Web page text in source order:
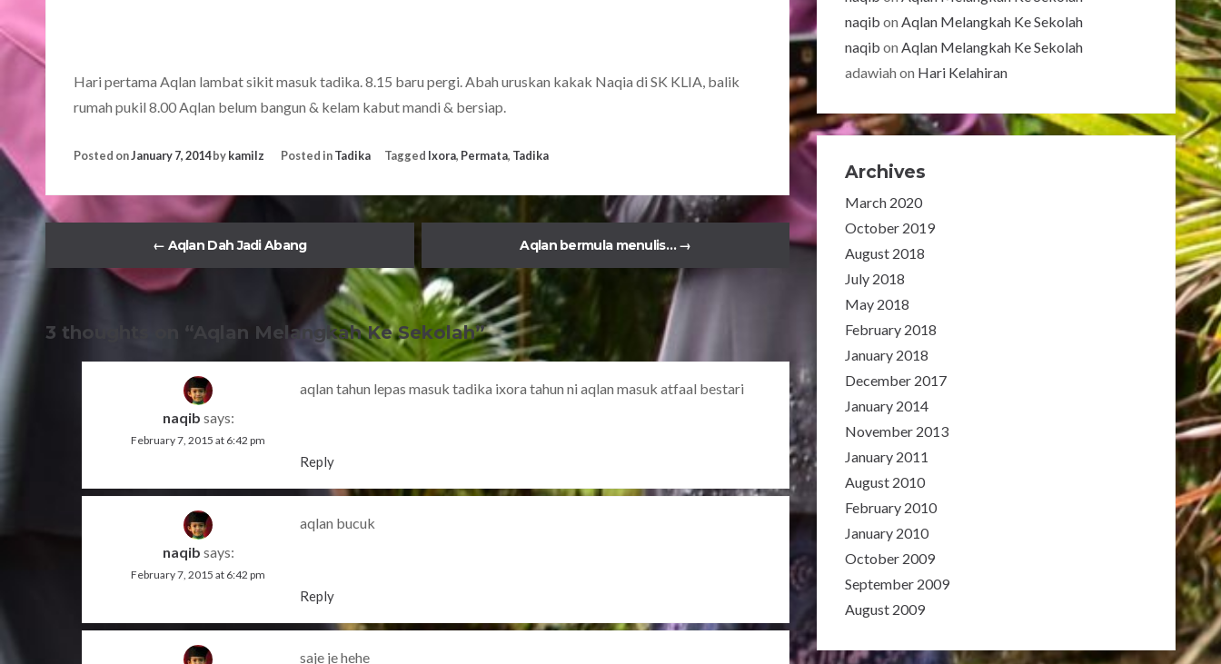
Hari pertama Aqlan lambat sikit masuk tadika. 8.15 baru pergi. Abah uruskan kakak Naqia di SK KLIA, balik
rumah pukil 8.00 Aqlan belum bangun & kelam kabut mandi & bersiap.
Posted onJanuary 7, 2014bykamilz Posted inTadika Tagged Ixora, Permata, Tadika
← Aqlan Dah Jadi Abang Aqlan bermula menulis…→
3 thoughts on “ Aqlan Melangkah Ke Sekolah”
naqib says:
February 7, 2015 at 6:42 pm
aqlan tahun lepas masuk tadika ixora tahun ni aqlan masuk atfaal bestari
Reply
naqib says:
February 7, 2015 at 6:42 pm
aqlan bucuk
Reply
saje je hehe
naqib onAqlan Melangkah Ke Sekolah
naqib onAqlan Melangkah Ke Sekolah
adawiah on Hari Kelahiran
Archives
March 2020
October 2019
August 2018
July 2018
May 2018
February 2018
January 2018
December 2017
January 2014
November 2013
January 2011
August 2010
February 2010
January 2010
October 2009
September 2009
August 2009